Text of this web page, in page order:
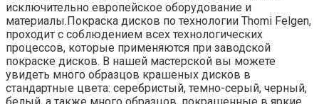
исключительно европейское оборудование и
материалы.Покраска дисков по технологии Thomi Felgen,
проходит с соблюдением всех технологических
процессов, которые применяются при заводской
покраске дисков. В нашей мастерской вы можете
увидеть много образцов крашеных дисков в
стандартные цвета: серебристый, темно-серый, черный,